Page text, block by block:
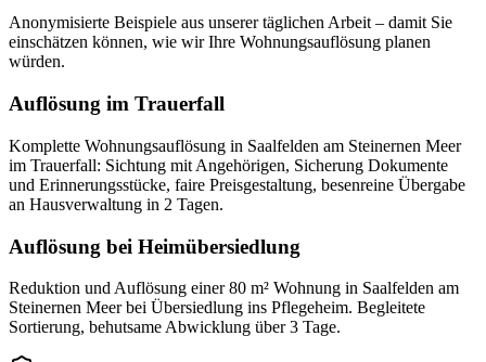
Anonymisierte Beispiele aus unserer täglichen Arbeit – damit Sie
einschätzen können, wie wir Ihre Wohnungsauflösung planen
würden.
Auflösung im Trauerfall
Komplette Wohnungsauflösung in Saalfelden am Steinernen Meer
im Trauerfall: Sichtung mit Angehörigen, Sicherung Dokumente
und Erinnerungsstücke, faire Preisgestaltung, besenreine Übergabe
an Hausverwaltung in 2 Tagen.
Auflösung bei Heimübersiedlung
Reduktion und Auflösung einer 80 m² Wohnung in Saalfelden am
Steinernen Meer bei Übersiedlung ins Pflegeheim. Begleitete
Sortierung, behutsame Abwicklung über 3 Tage.